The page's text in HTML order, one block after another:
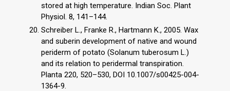
stored at high temperature. Indian Soc. Plant
Physiol. 8, 141–144.
Schreiber L., Franke R., Hartmann K., 2005. Wax
and suberin development of native and wound
periderm of potato (Solanum tuberosum L.)
and its relation to peridermal transpiration.
Planta 220, 520–530, DOI 10.1007/s00425-004-
1364-9.